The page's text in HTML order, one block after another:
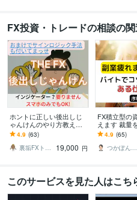
FX投資・トレードの相談の
ホントに正しい後出しじ
ゃんけんのやり方教えま
す 本来FXのエントリーは
これでいいんです！オマ
ケ付き！！
4.9 (63)
裏垢FXトレーダーおすげ
19,000 円
FX積立型の
えます 裁量
み型運用の基
4.9 (65)
つかぽん｜脱サラ＠子育てパパ
このサービスを見た人はこ